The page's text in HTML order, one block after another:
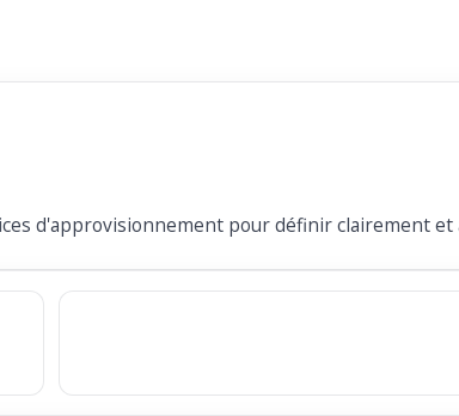
d'approvisionnement pour définir clairement et